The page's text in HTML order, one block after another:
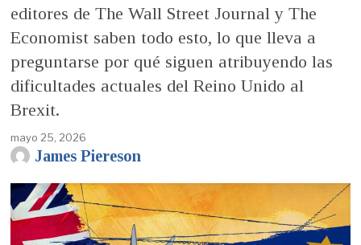
editores de The Wall Street Journal y The
Economist saben todo esto, lo que lleva a
preguntarse por qué siguen atribuyendo las
dificultades actuales del Reino Unido al
Brexit.
mayo 25, 2026
James Piereson